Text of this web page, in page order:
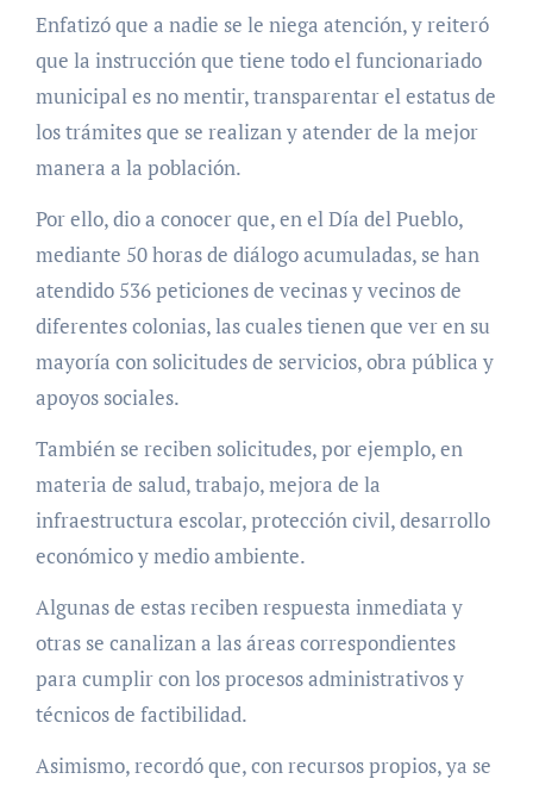
Enfatizó que a nadie se le niega atención, y reiteró
que la instrucción que tiene todo el funcionariado
municipal es no mentir, transparentar el estatus de
los trámites que se realizan y atender de la mejor
manera a la población.
Por ello, dio a conocer que, en el Día del Pueblo,
mediante 50 horas de diálogo acumuladas, se han
atendido 536 peticiones de vecinas y vecinos de
diferentes colonias, las cuales tienen que ver en su
mayoría con solicitudes de servicios, obra pública y
apoyos sociales.
También se reciben solicitudes, por ejemplo, en
materia de salud, trabajo, mejora de la
infraestructura escolar, protección civil, desarrollo
económico y medio ambiente.
Algunas de estas reciben respuesta inmediata y
otras se canalizan a las áreas correspondientes
para cumplir con los procesos administrativos y
técnicos de factibilidad.
Asimismo, recordó que, con recursos propios, ya se